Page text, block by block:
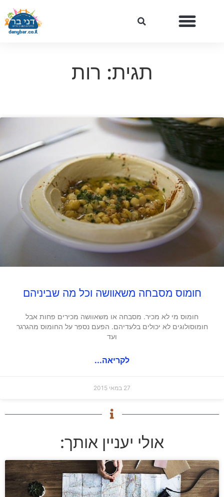
תגית: רות
חומוס מסבחה משאוושה וכל מה שביניהם
חומוס מי לא מכיר. מסבחה או משאוושה מכירים פחות אבל
חומוסולוגים לא יכולים בלעדיהם. הפעם נספר על החומוס מהגרגר
ועד
לקריאה...
27 במאי 2015
אולי יעניין אותך: